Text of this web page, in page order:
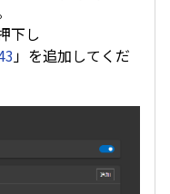
下し
」を追加してくだ